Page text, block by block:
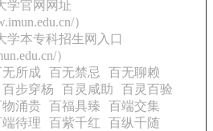
学官网网址
）
学本专科招生网入口
）
无所成 百无禁忌
百无聊赖
百步穿杨 百灵咸助
百灵百验
物涌贵 百福具臻
百端交集
待理 百紫千红
百纵千随